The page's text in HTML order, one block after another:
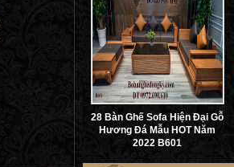
28 Bàn Ghế Sofa Hiện Đại Gỗ
Hương Đá Mẫu HOT Năm
2022 B601